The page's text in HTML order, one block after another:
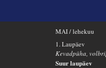
MAI / lehekuu
1. Laupäev
Kevadpüha,
Suur laupäev